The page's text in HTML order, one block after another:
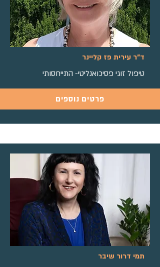
ד"ר עירית פז קליינר
טיפול זוגי פסיכואנליטי- התייחסותי
פרטים נוספים
תמי דרור שיבר